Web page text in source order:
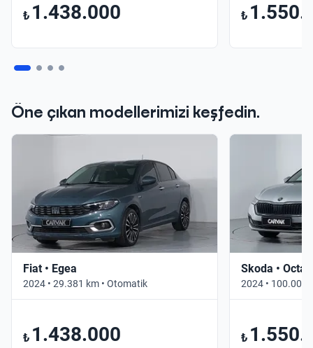
₺ 1.438.000 ₺
Öne çıkan modellerimizi keşfedin.
Fiat • Egea
2024 • 29.381 km • Otomatik
₺ 1.438.000
Skoda •
2024 • 100.000
₺